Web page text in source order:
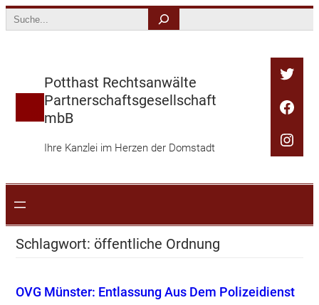
Search
Potthast Rechtsanwälte
Partnerschaftsgesellschaft
mbB
Ihre Kanzlei im Herzen der Domstadt
Schlagwort: öffentliche Ordnung
OVG Münster: Entlassung Aus Dem Polizeidienst